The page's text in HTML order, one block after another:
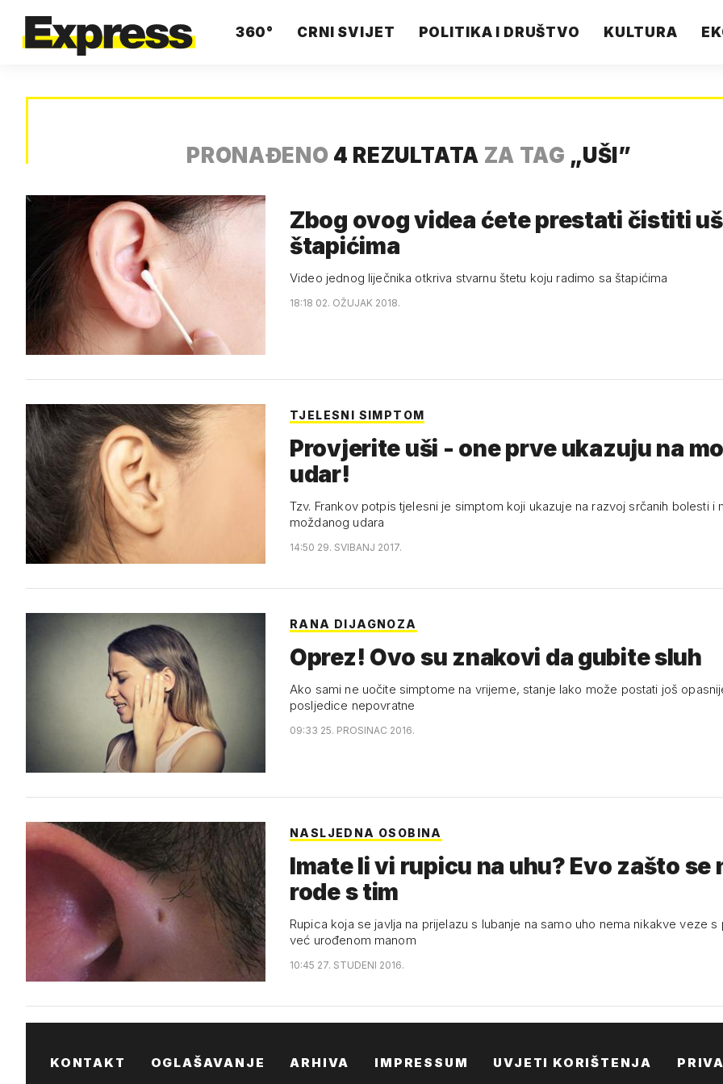
360° CRNI SVIJET POLITIKA I DRUŠTVO KULTURA
PRONAĐENO 4 REZULTATA ZA TAG „UŠI”
Zbog ovog videa ćete prestati čistiti
štapićima
Video jednog liječnika otkriva stvarnu štetu koju radimo sa štapićima
18:18 02. OŽUJAK 2018.
TJELESNI SIMPTOM
Provjerite uši - one prve ukazuju na
udar!
Tzv. Frankov potpis tjelesni je simptom koji ukazuje na razvoj srčanih bolesti i
moždanog udara
14:50 29. SVIBANJ 2017.
RANA DIJAGNOZA
Oprez! Ovo su znakovi da gubite sluh
Ako sami ne uočite simptome na vrijeme, stanje lako može postati još
posljedice nepovratne
09:33 25. PROSINAC 2016.
NASLJEDNA OSOBINA
Imate li vi rupicu na uhu? Evo zašto se
rode s tim
Rupica koja se javlja na prijelazu s lubanje na samo uho nema nikakve veze s
već urođenom manom
10:45 27. STUDENI 2016.
KONTAKT OGLAŠAVANJE ARHIVA IMPRESSUM UVJETI KORIŠTENJA